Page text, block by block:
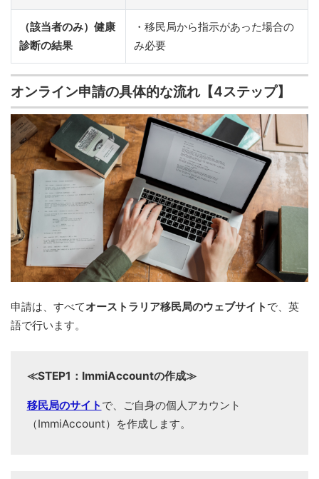
（該当者のみ）健康
診断の結果
・移民局から指示があった場合の
み必要
オンライン申請の具体的な流れ【4ステップ】
申請は、すべてオーストラリア移民局のウェブサイト で、英
語で行います。
≪STEP1：ImmiAccountの作成≫
移民局のサイト で、ご自身の個人アカウント
（ImmiAccount）を作成します。